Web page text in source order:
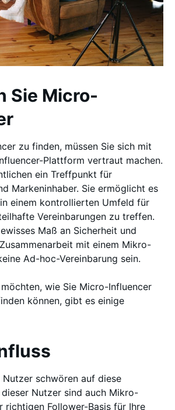
Sie Micro-
zu finden, müssen Sie sich mit
Plattform vertraut machen.
ein Treffpunkt für
Markeninhaber. Sie ermöglicht es
einem kontrollierten Umfeld für
Vereinbarungen zu treffen.
Maß an Sicherheit und
mit einem Mikro-
Ad-hoc-Vereinbarung sein.
wie Sie Micro-Influencer
können, gibt es einige
Nutzer schwören auf diese
Nutzer sind auch Mikro-
richtigen Follower-Basis für Ihre